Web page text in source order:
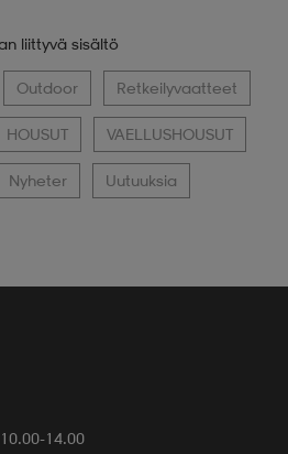
liittyvä sisältö
Outdoor Retkeilyvaatteet
HOUSUT VAELLUSHOUSUT
Nyheter Uutuuksia
14.00